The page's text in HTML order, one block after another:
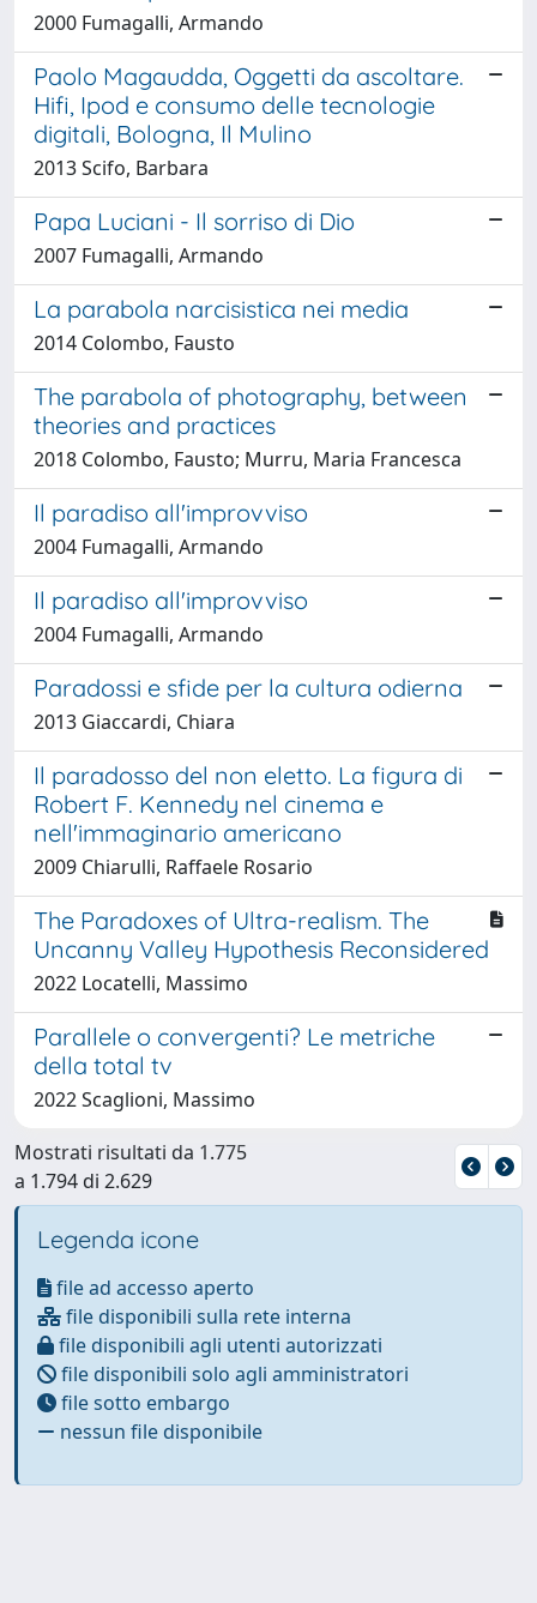
2000 Fumagalli, Armando
Paolo Magaudda, Oggetti da ascoltare.
Hifi, Ipod e consumo delle tecnologie
digitali, Bologna, Il Mulino
2013 Scifo, Barbara
Papa Luciani - Il sorriso di Dio
2007 Fumagalli, Armando
La parabola narcisistica nei media
2014 Colombo, Fausto
The parabola of photography, between
theories and practices
2018 Colombo, Fausto; Murru, Maria Francesca
Il paradiso all'improvviso
2004 Fumagalli, Armando
Il paradiso all'improvviso
2004 Fumagalli, Armando
Paradossi e sfide per la cultura odierna
2013 Giaccardi, Chiara
Il paradosso del non eletto. La figura di
Robert F. Kennedy nel cinema e
nell'immaginario americano
2009 Chiarulli, Raffaele Rosario
The Paradoxes of Ultra-realism. The
Uncanny Valley Hypothesis Reconsidered
2022 Locatelli, Massimo
Parallele o convergenti? Le metriche
della total tv
2022 Scaglioni, Massimo
Mostrati risultati da 1.775
a 1.794 di 2.629
Legenda icone
file ad accesso aperto
file disponibili sulla rete interna
file disponibili agli utenti autorizzati
file disponibili solo agli amministratori
file sotto embargo
nessun file disponibile